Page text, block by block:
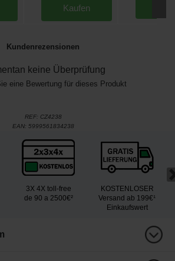
Kaufen
Kundenrezensionen
keine Überprüfung
eine Bewertung für dieses Produkt
REF: CZ4238
EAN: 5999561834238
3X 4X toll-free
de 90 a 2500€²
KOSTENLOSER
Versand ab 199€¹
Einkaufswert